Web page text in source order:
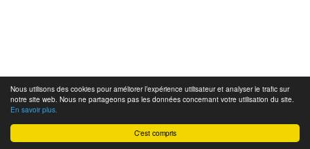
C'est compris
Nous utilisons des cookies pour améliorer l’expérience utilisateur et analyser le trafic sur
notre site web. Nous ne partageons pas les données concernant votre utilisation du site.
En savoir plus.